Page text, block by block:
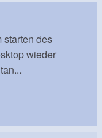
starten des
wieder